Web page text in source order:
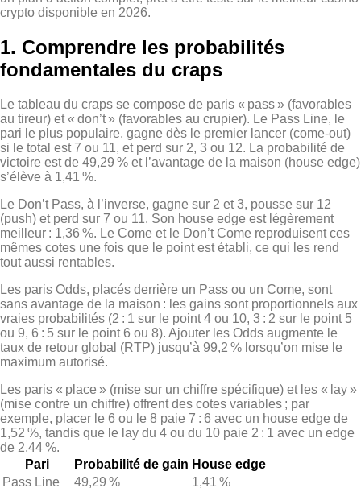
crypto disponible en 2026.
1. Comprendre les probabilités
fondamentales du craps
Le tableau du craps se compose de paris « pass » (favorables
au tireur) et « don’t » (favorables au crupier). Le Pass Line, le
pari le plus populaire, gagne dès le premier lancer (come‑out)
si le total est 7 ou 11, et perd sur 2, 3 ou 12. La probabilité de
victoire est de 49,29 % et l’avantage de la maison (house edge)
s’élève à 1,41 %.
Le Don’t Pass, à l’inverse, gagne sur 2 et 3, pousse sur 12
(push) et perd sur 7 ou 11. Son house edge est légèrement
meilleur : 1,36 %. Le Come et le Don’t Come reproduisent ces
mêmes cotes une fois que le point est établi, ce qui les rend
tout aussi rentables.
Les paris Odds, placés derrière un Pass ou un Come, sont
sans avantage de la maison : les gains sont proportionnels aux
vraies probabilités (2 : 1 sur le point 4 ou 10, 3 : 2 sur le point 5
ou 9, 6 : 5 sur le point 6 ou 8). Ajouter les Odds augmente le
taux de retour global (RTP) jusqu’à 99,2 % lorsqu’on mise le
maximum autorisé.
Les paris « place » (mise sur un chiffre spécifique) et les « lay »
(mise contre un chiffre) offrent des cotes variables ; par
exemple, placer le 6 ou le 8 paie 7 : 6 avec un house edge de
1,52 %, tandis que le lay du 4 ou du 10 paie 2 : 1 avec un edge
de 2,44 %.
Pari
Probabilité de gain House edge
Pass Line
49,29 %
1,41 %